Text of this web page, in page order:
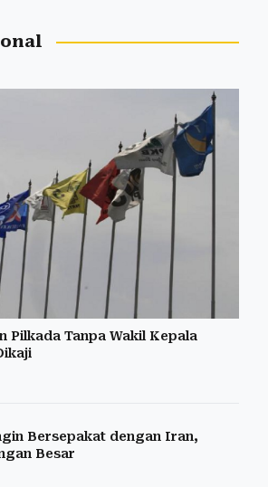
Pilkada Tanpa Wakil Kepala
Bersepakat dengan Iran,
Besar